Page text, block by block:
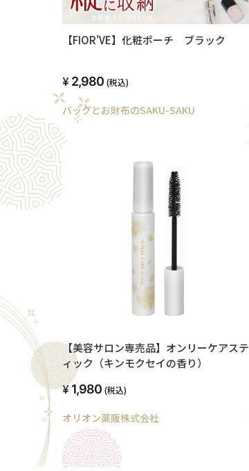
【FIOR'VE】化粧ポーチ ブラック
2,980 (税込)
バッグとお財布のSAKU-SAKU
【美容サロン専売品】オンリーケアステ
ィック（キンモクセイの香り）
1,980 (税込)
オリオン薬販株式会社